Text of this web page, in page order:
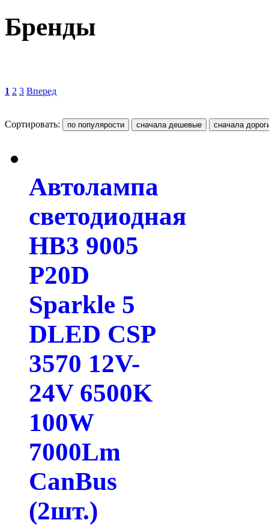
Бренды
1 2 3 Вперед
Сортировать:
Автолампа
светодиодная
HB3 9005
P20D
Sparkle 5
DLED CSP
3570 12V-
24V 6500K
100W
7000Lm
CanBus
(2шт.)